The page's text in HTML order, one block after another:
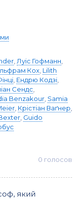
Луіс Гофманн
Кох Lilith
Ендрю Кодзі
Сендс
Benzakour Samia
Крістіан Ваґнер
Guido
0 голосов
який